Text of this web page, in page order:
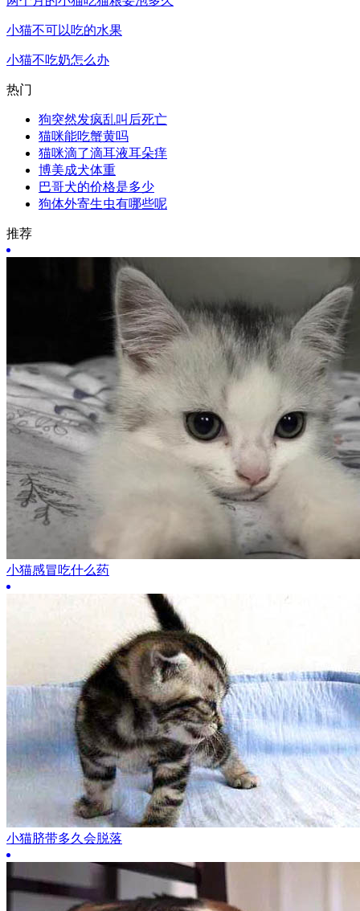
小猫不可以吃的水果
小猫不吃奶怎么办
热门
狗突然发疯乱叫后死亡
猫咪能吃蟹黄吗
猫咪滴了滴耳液耳朵痒
博美成犬体重
巴哥犬的价格是多少
狗体外寄生虫有哪些呢
推荐
小猫感冒吃什么药
小猫脐带多久会脱落